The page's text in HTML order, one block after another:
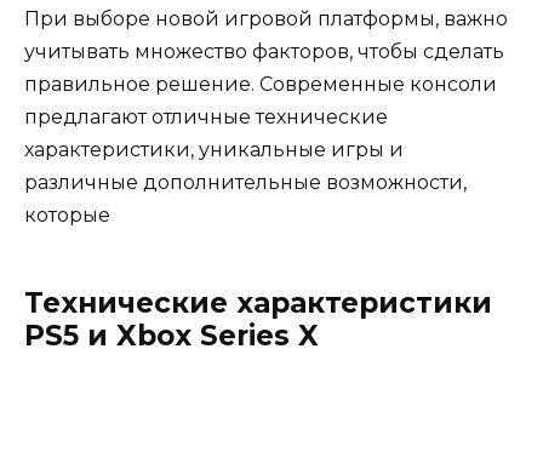
При выборе новой игровой платформы, важно
учитывать множество факторов, чтобы сделать
правильное решение. Современные консоли
предлагают отличные технические
характеристики, уникальные игры и
различные дополнительные возможности,
которые
Технические характеристики
PS5 и Xbox Series X